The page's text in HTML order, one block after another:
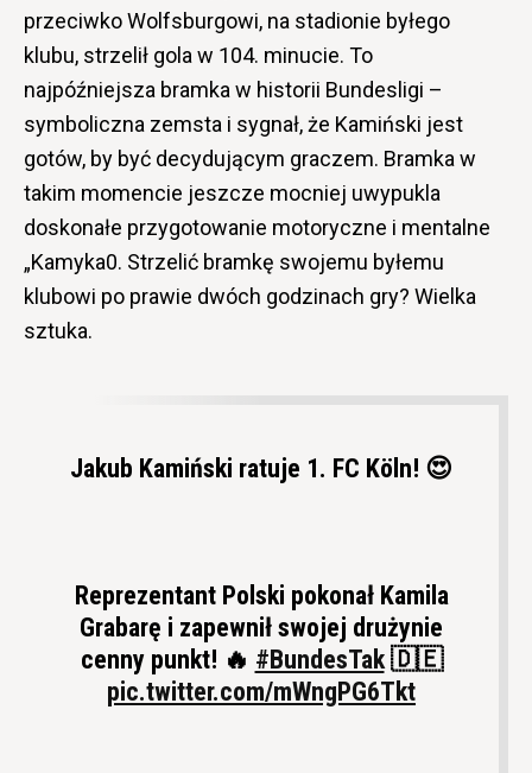
przeciwko Wolfsburgowi, na stadionie byłego
klubu, strzelił gola w 104. minucie. To
najpóźniejsza bramka w historii Bundesligi –
symboliczna zemsta i sygnał, że Kamiński jest
gotów, by być decydującym graczem. Bramka w
takim momencie jeszcze mocniej uwypukla
doskonałe przygotowanie motoryczne i mentalne
„Kamyka0. Strzelić bramkę swojemu byłemu
klubowi po prawie dwóch godzinach gry? Wielka
sztuka.
Jakub Kamiński ratuje 1. FC Köln! 😍
Reprezentant Polski pokonał Kamila
Grabarę i zapewnił swojej drużynie
cenny punkt! 🔥 #BundesTak🇩🇪
pic.twitter.com/mWngPG6Tkt